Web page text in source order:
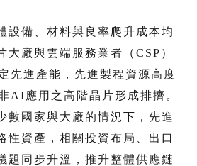
設備、材料與良率爬升成本均
大廠與雲端服務業者（CSP）
先進產能，先進製程資源高度
AI應用之高階晶片形成排擠。
數國家與大廠的情況下，先進
性資產，相關投資布局、出口
題同步升溫，推升整體供應鏈